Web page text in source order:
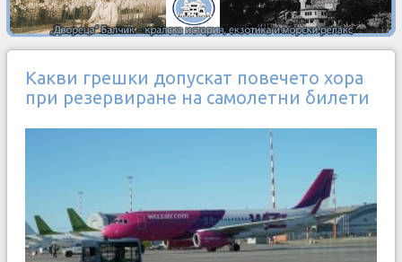
Какви грешки допускат повечето хора
при резервиране на самолетни билети